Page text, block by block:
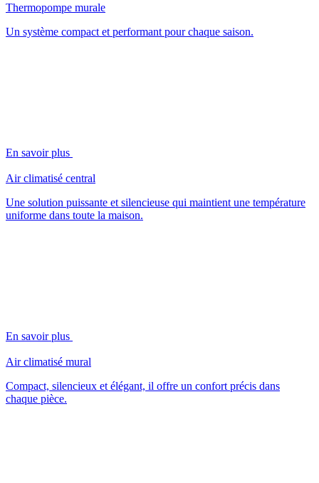
Thermopompe murale
Un système compact et performant pour chaque saison.
En savoir plus
Air climatisé central
Une solution puissante et silencieuse qui maintient une température
uniforme dans toute la maison.
En savoir plus
Air climatisé mural
Compact, silencieux et élégant, il offre un confort précis dans
chaque pièce.